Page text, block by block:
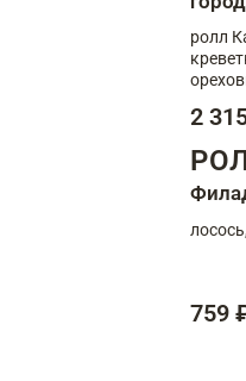
ролл
ролл с
2
759